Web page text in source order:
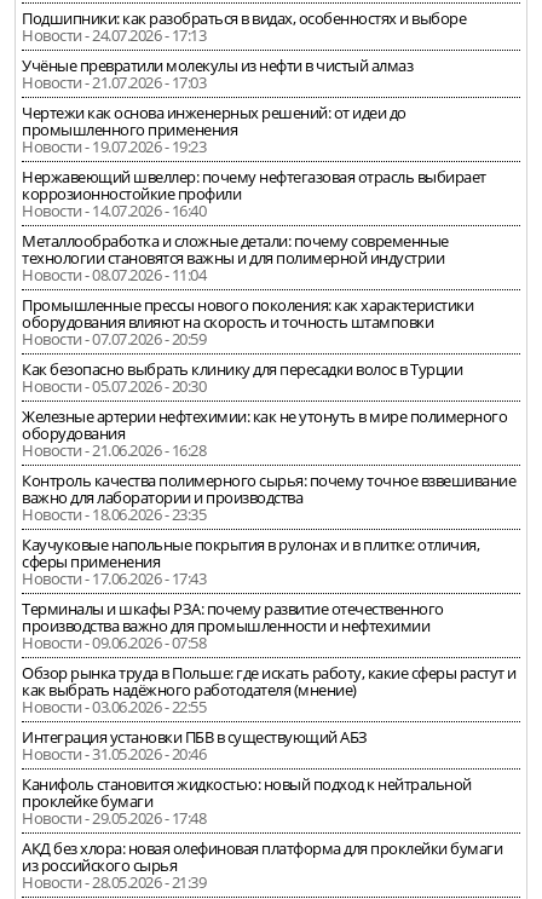
Подшипники: как разобраться в видах, особенностях и выборе
Новости - 24.07.2026 - 17:13
Учёные превратили молекулы из нефти в чистый алмаз
Новости - 21.07.2026 - 17:03
Чертежи как основа инженерных решений: от идеи до
промышленного применения
Новости - 19.07.2026 - 19:23
Нержавеющий швеллер: почему нефтегазовая отрасль выбирает
коррозионностойкие профили
Новости - 14.07.2026 - 16:40
Металлообработка и сложные детали: почему современные
технологии становятся важны и для полимерной индустрии
Новости - 08.07.2026 - 11:04
Промышленные прессы нового поколения: как характеристики
оборудования влияют на скорость и точность штамповки
Новости - 07.07.2026 - 20:59
Как безопасно выбрать клинику для пересадки волос в Турции
Новости - 05.07.2026 - 20:30
Железные артерии нефтехимии: как не утонуть в мире полимерного
оборудования
Новости - 21.06.2026 - 16:28
Контроль качества полимерного сырья: почему точное взвешивание
важно для лаборатории и производства
Новости - 18.06.2026 - 23:35
Каучуковые напольные покрытия в рулонах и в плитке: отличия,
сферы применения
Новости - 17.06.2026 - 17:43
Терминалы и шкафы РЗА: почему развитие отечественного
производства важно для промышленности и нефтехимии
Новости - 09.06.2026 - 07:58
Обзор рынка труда в Польше: где искать работу, какие сферы растут и
как выбрать надёжного работодателя (мнение)
Новости - 03.06.2026 - 22:55
Интеграция установки ПБВ в существующий АБЗ
Новости - 31.05.2026 - 20:46
Канифоль становится жидкостью: новый подход к нейтральной
проклейке бумаги
Новости - 29.05.2026 - 17:48
АКД без хлора: новая олефиновая платформа для проклейки бумаги
из российского сырья
Новости - 28.05.2026 - 21:39